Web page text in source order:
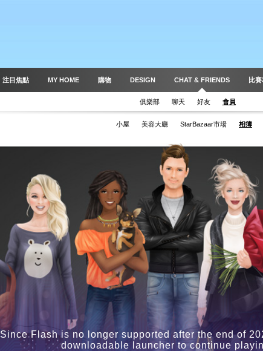
注目焦點 MY HOME 購物 DESIGN CHAT & FRIENDS 比
俱樂部 聊天 好友 會員
小屋 美容大廳 StarBazaar市場 相簿
Since Flash is no longer supported after the end of
downloadable launcher to continue